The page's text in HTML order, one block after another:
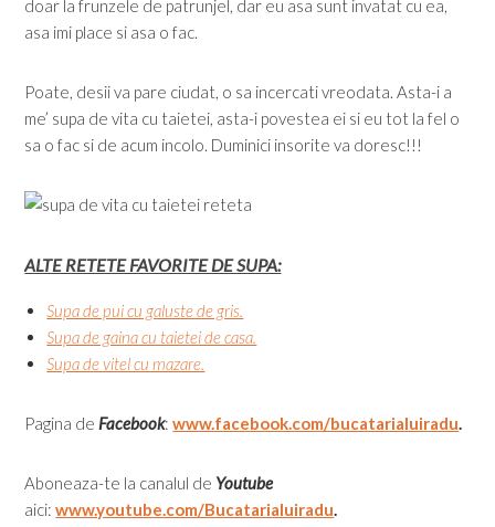
doar la frunzele de patrunjel, dar eu asa sunt invatat cu ea,
asa imi place si asa o fac.
Poate, desii va pare ciudat, o sa incercati vreodata. Asta-i a
me’ supa de vita cu taietei, asta-i povestea ei si eu tot la fel o
sa o fac si de acum incolo. Duminici insorite va doresc!!!
ALTE RETETE FAVORITE DE SUPA:
Supa de pui cu galuste de gris.
Supa de gaina cu taietei de casa.
Supa de vitel cu mazare.
Pagina de Facebook: www.facebook.com/bucatarialuiradu
Aboneaza-te la canalul de Youtube
aici: www.youtube.com/Bucatarialuiradu